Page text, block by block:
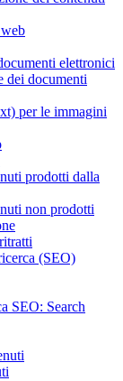
elettronici
dei documenti
per le immagini
prodotti dalla
non prodotti
(SEO)
SEO: Search